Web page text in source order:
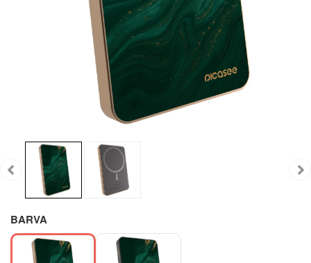
BARVA